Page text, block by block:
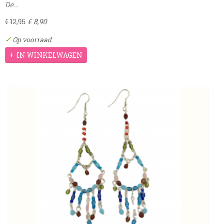
De…
€ 12,95 € 8,90
✓ Op voorraad
IN WINKELWAGEN